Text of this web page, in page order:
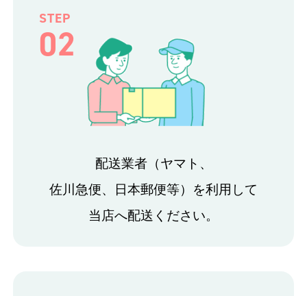
STEP
02
配送業者（ヤマト、
佐川急便、日本郵便等）を利用して
当店へ配送ください。